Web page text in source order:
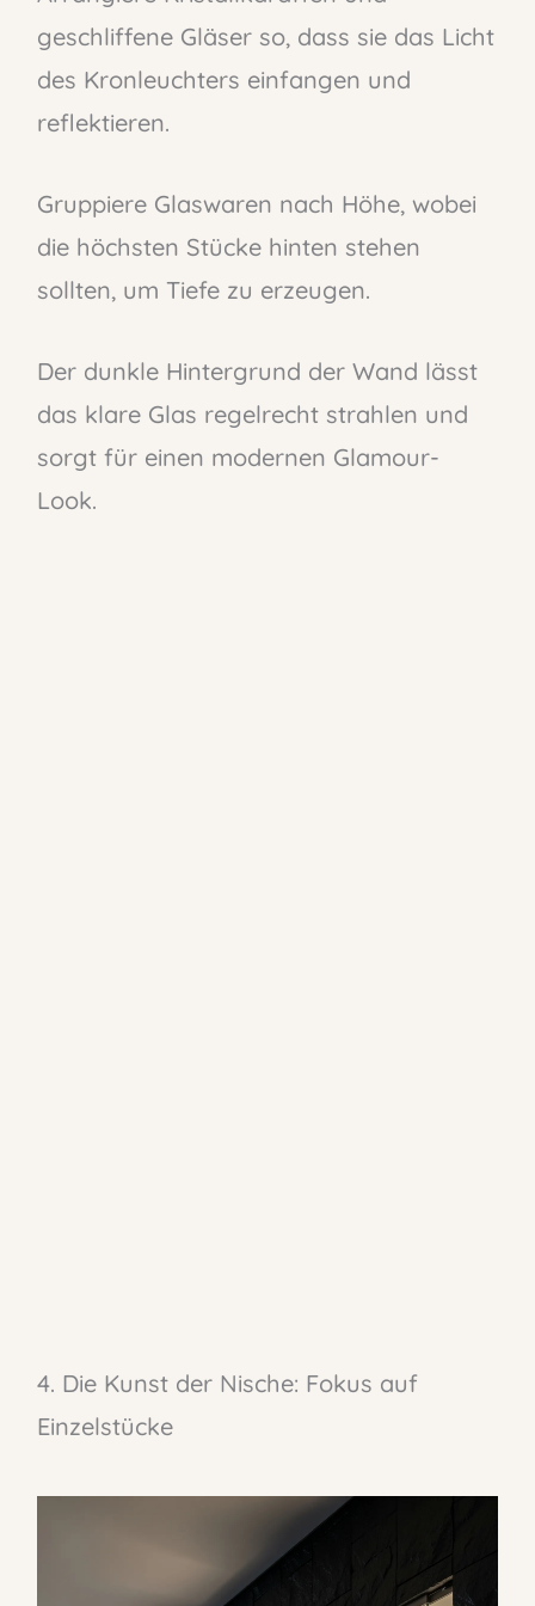
geschliffene Gläser so, dass sie das Licht
des Kronleuchters einfangen und
reflektieren.
Gruppiere Glaswaren nach Höhe, wobei
die höchsten Stücke hinten stehen
sollten, um Tiefe zu erzeugen.
Der dunkle Hintergrund der Wand lässt
das klare Glas regelrecht strahlen und
sorgt für einen modernen Glamour-
Look.
4. Die Kunst der Nische: Fokus auf
Einzelstücke